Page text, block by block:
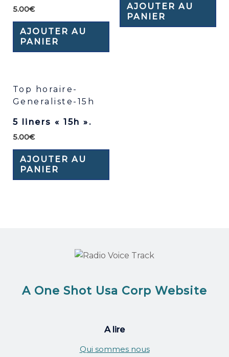
5.00€
AJOUTER AU
PANIER
AJOUTER AU
PANIER
Top horaire-
Generaliste-15h
5 liners « 15h ».
5.00€
AJOUTER AU
PANIER
A One Shot Usa Corp Website
A lire
Qui sommes nous